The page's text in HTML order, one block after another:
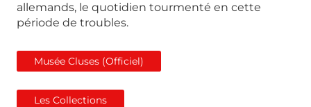
allemands, le quotidien tourmenté en cette
période de troubles.
Musée Cluses (Officiel)
Les Collections